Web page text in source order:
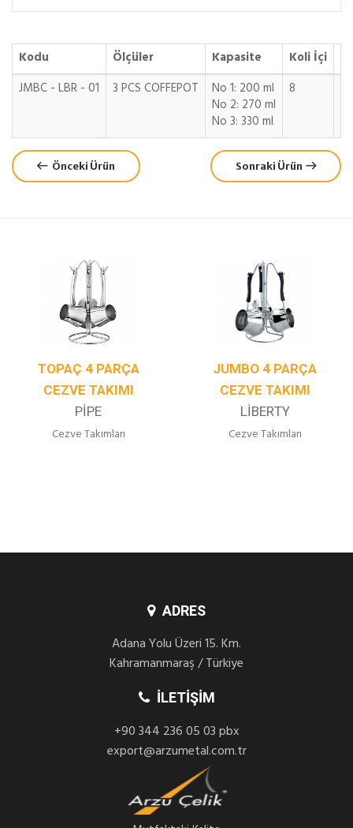
Kodu Ölçüler Kapasite Koli İçi
JMBC - LBR - 01 3 PCS COFFEPOT No 1: 200 ml
No 2: 270 ml
No 3: 330 ml
8
Önceki Ürün Sonraki Ürün
TOPAÇ 4 PARÇA
CEZVE TAKIMI
PIPE
Cezve Takımları
JUMBO 4 PARÇA
CEZVE TAKIMI
LIBERTY
Cezve Takımları
ADRES
Adana Yolu Üzeri 15. Km.
Kahramanmaraş / Türkiye
İLETIŞIM
+90 344 236 05 03 pbx
export@arzumetal.com.tr